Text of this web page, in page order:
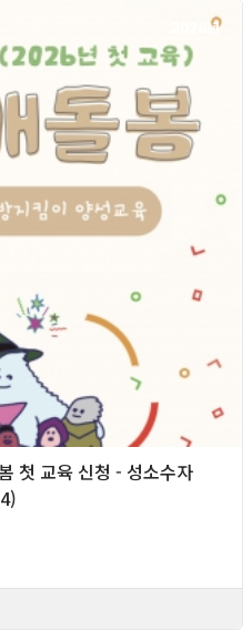
2026년
첫 교육 신청 - 성소수자